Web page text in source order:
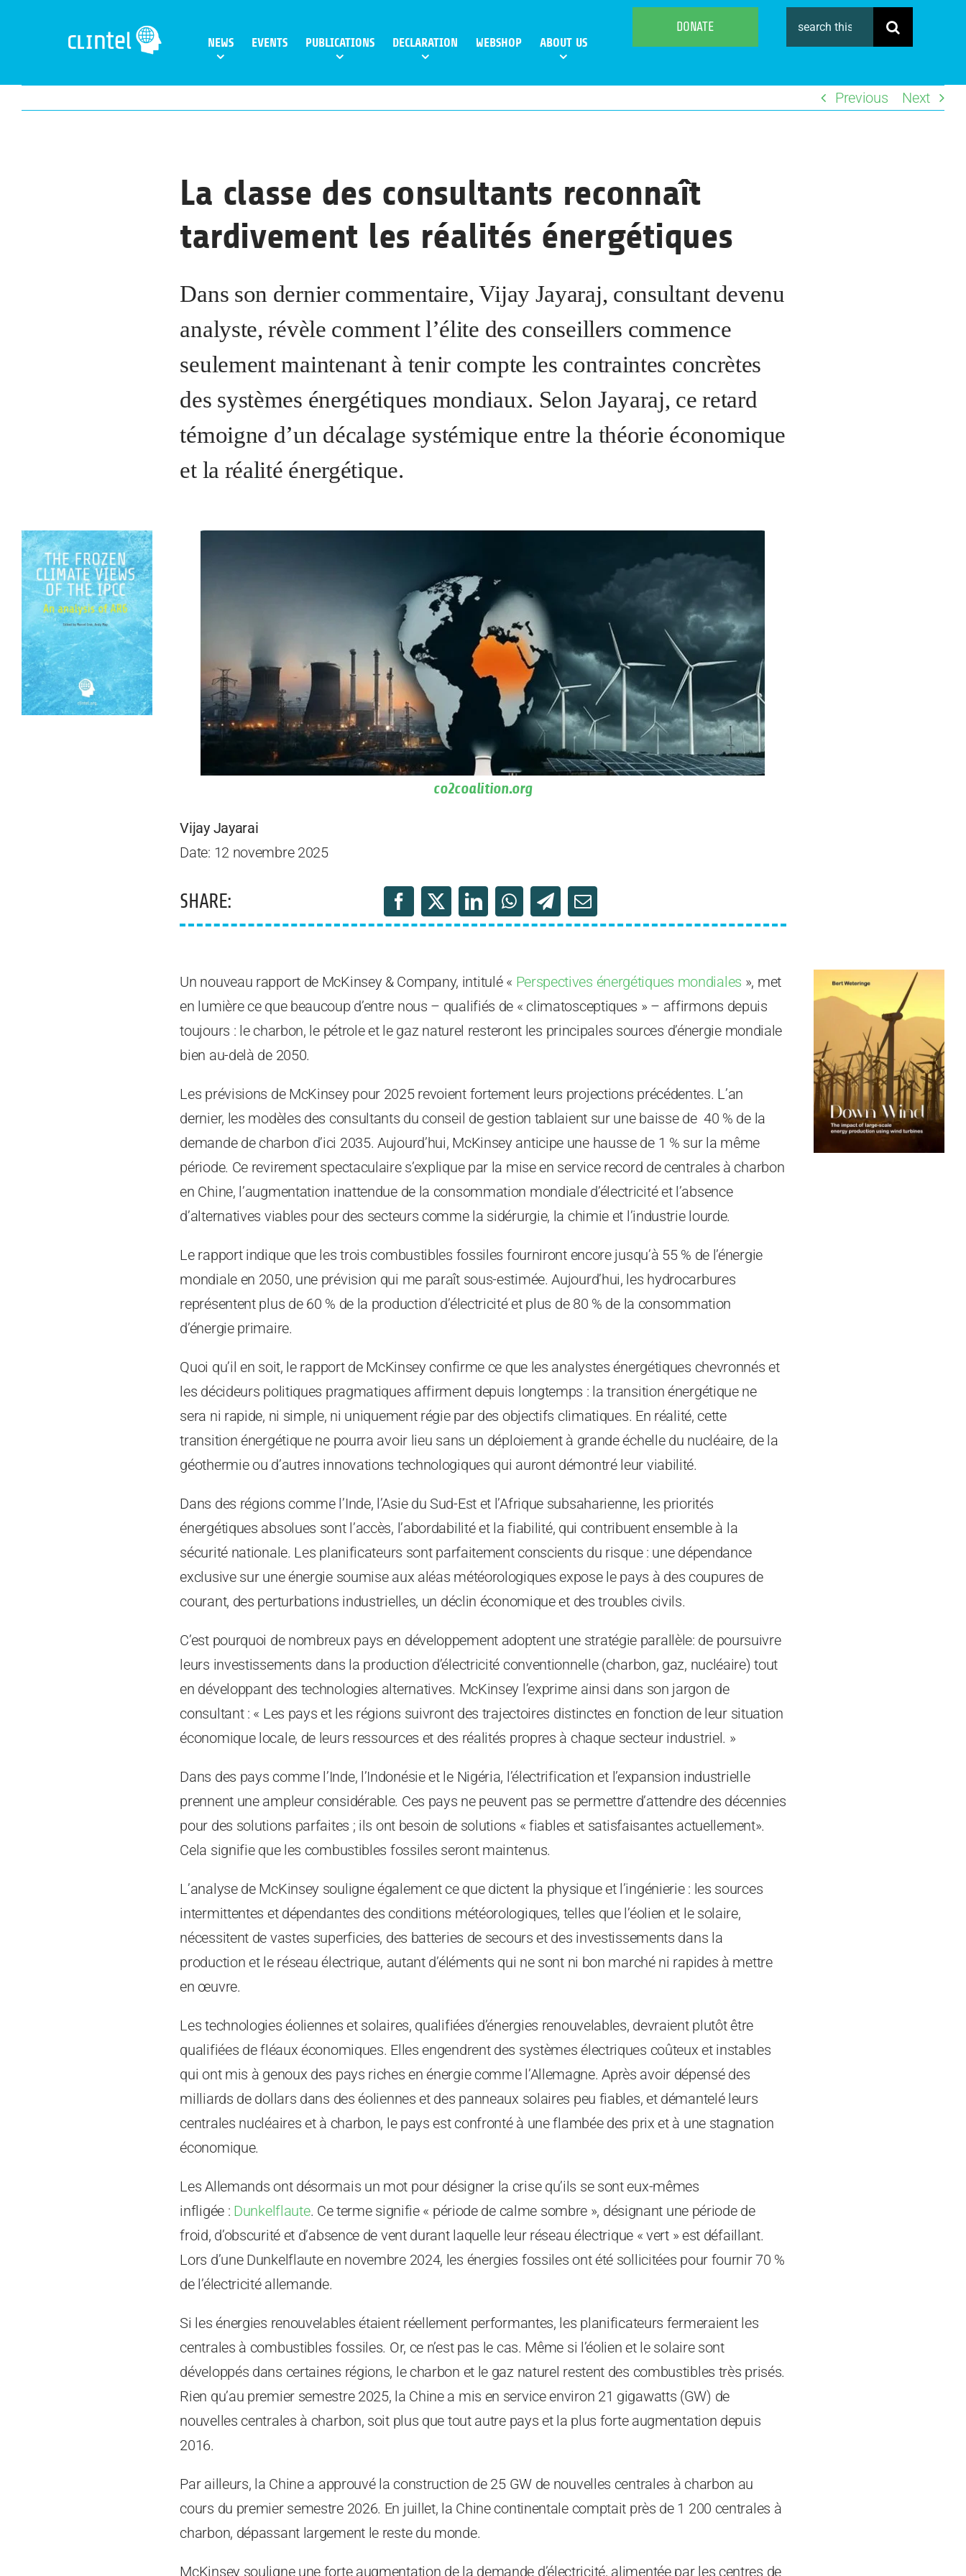
NEWS EVENTS PUBLICATIONS DECLARATION WEBSHOP ABOUT US
DONATE
Search
for:
Previous Next
La classe des consultants reconnaît
tardivement les réalités énergétiques
Dans son dernier commentaire, Vijay Jayaraj, consultant devenu
analyste, révèle comment l’élite des conseillers commence
seulement maintenant à tenir compte les contraintes concrètes
des systèmes énergétiques mondiaux. Selon Jayaraj, ce retard
témoigne d’un décalage systémique entre la théorie économique
et la réalité énergétique.
co2coalition.org
Vijay Jayarai
Date: 12 novembre 2025
SHARE:
Un nouveau rapport de McKinsey & Company, intitulé « Perspectives énergétiques mondiales », met
en lumière ce que beaucoup d’entre nous – qualifiés de « climatosceptiques » – affirmons depuis
toujours : le charbon, le pétrole et le gaz naturel resteront les principales sources d’énergie mondiale
bien au-delà de 2050.
Les prévisions de McKinsey pour 2025 revoient fortement leurs projections précédentes. L’an
dernier, les modèles des consultants du conseil de gestion tablaient sur une baisse de 40 % de la
demande de charbon d’ici 2035. Aujourd’hui, McKinsey anticipe une hausse de 1 % sur la même
période. Ce revirement spectaculaire s’explique par la mise en service record de centrales à charbon
en Chine, l’augmentation inattendue de la consommation mondiale d’électricité et l’absence
d’alternatives viables pour des secteurs comme la sidérurgie, la chimie et l’industrie lourde.
Le rapport indique que les trois combustibles fossiles fourniront encore jusqu’à 55 % de l’énergie
mondiale en 2050, une prévision qui me paraît sous-estimée. Aujourd’hui, les hydrocarbures
représentent plus de 60 % de la production d’électricité et plus de 80 % de la consommation
d’énergie primaire.
Quoi qu’il en soit, le rapport de McKinsey confirme ce que les analystes énergétiques chevronnés et
les décideurs politiques pragmatiques affirment depuis longtemps : la transition énergétique ne
sera ni rapide, ni simple, ni uniquement régie par des objectifs climatiques. En réalité, cette
transition énergétique ne pourra avoir lieu sans un déploiement à grande échelle du nucléaire, de la
géothermie ou d’autres innovations technologiques qui auront démontré leur viabilité.
Dans des régions comme l’Inde, l’Asie du Sud-Est et l’Afrique subsaharienne, les priorités
énergétiques absolues sont l’accès, l’abordabilité et la fiabilité, qui contribuent ensemble à la
sécurité nationale. Les planificateurs sont parfaitement conscients du risque : une dépendance
exclusive sur une énergie soumise aux aléas météorologiques expose le pays à des coupures de
courant, des perturbations industrielles, un déclin économique et des troubles civils.
C’est pourquoi de nombreux pays en développement adoptent une stratégie parallèle: de poursuivre
leurs investissements dans la production d’électricité conventionnelle (charbon, gaz, nucléaire) tout
en développant des technologies alternatives. McKinsey l’exprime ainsi dans son jargon de
consultant : « Les pays et les régions suivront des trajectoires distinctes en fonction de leur situation
économique locale, de leurs ressources et des réalités propres à chaque secteur industriel. »
Dans des pays comme l’Inde, l’Indonésie et le Nigéria, l’électrification et l’expansion industrielle
prennent une ampleur considérable. Ces pays ne peuvent pas se permettre d’attendre des décennies
pour des solutions parfaites ; ils ont besoin de solutions « fiables et satisfaisantes actuellement».
Cela signifie que les combustibles fossiles seront maintenus.
L’analyse de McKinsey souligne également ce que dictent la physique et l’ingénierie : les sources
intermittentes et dépendantes des conditions météorologiques, telles que l’éolien et le solaire,
nécessitent de vastes superficies, des batteries de secours et des investissements dans la
production et le réseau électrique, autant d’éléments qui ne sont ni bon marché ni rapides à mettre
en œuvre.
Les technologies éoliennes et solaires, qualifiées d’énergies renouvelables, devraient plutôt être
qualifiées de fléaux économiques. Elles engendrent des systèmes électriques coûteux et instables
qui ont mis à genoux des pays riches en énergie comme l’Allemagne. Après avoir dépensé des
milliards de dollars dans des éoliennes et des panneaux solaires peu fiables, et démantelé leurs
centrales nucléaires et à charbon, le pays est confronté à une flambée des prix et à une stagnation
économique.
Les Allemands ont désormais un mot pour désigner la crise qu’ils se sont eux-mêmes
infligée : Dunkelflaute. Ce terme signifie « période de calme sombre », désignant une période de
froid, d’obscurité et d’absence de vent durant laquelle leur réseau électrique « vert » est défaillant.
Lors d’une Dunkelflaute en novembre 2024, les énergies fossiles ont été sollicitées pour fournir 70 %
de l’électricité allemande.
Si les énergies renouvelables étaient réellement performantes, les planificateurs fermeraient les
centrales à combustibles fossiles. Or, ce n’est pas le cas. Même si l’éolien et le solaire sont
développés dans certaines régions, le charbon et le gaz naturel restent des combustibles très prisés.
Rien qu’au premier semestre 2025, la Chine a mis en service environ 21 gigawatts (GW) de
nouvelles centrales à charbon, soit plus que tout autre pays et la plus forte augmentation depuis
2016.
Par ailleurs, la Chine a approuvé la construction de 25 GW de nouvelles centrales à charbon au
cours du premier semestre 2026. En juillet, la Chine continentale comptait près de 1 200 centrales à
charbon, dépassant largement le reste du monde.
McKinsey souligne une forte augmentation de la demande d’électricité, alimentée par les centres de